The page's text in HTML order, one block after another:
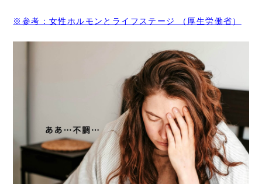
※参考：女性ホルモンとライフステージ （厚生労働省）